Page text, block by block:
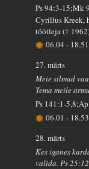
Ps 94:3-15;Mk
Cyrillus Kreek,
töötleja (†
06.04- 18.51
27. märts
Meie silmad
Tema meile
Ps 141:1-
06.01- 18.53
28. märts
Kes iganes
valida. Ps 25:12